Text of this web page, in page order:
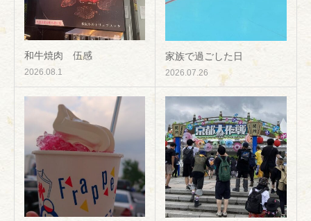
和牛焼肉 伍感
2026.08.1
家族で過ごした日
2026.07.26